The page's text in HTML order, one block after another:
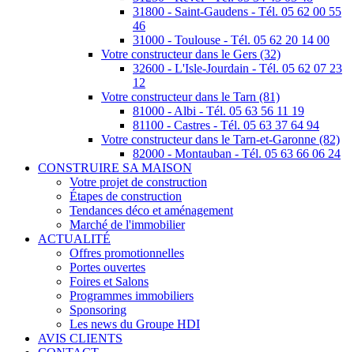
31800 - Saint-Gaudens - Tél. 05 62 00 55
46
31000 - Toulouse - Tél. 05 62 20 14 00
Votre constructeur dans le Gers (32)
32600 - L'Isle-Jourdain - Tél. 05 62 07 23
12
Votre constructeur dans le Tarn (81)
81000 - Albi - Tél. 05 63 56 11 19
81100 - Castres - Tél. 05 63 37 64 94
Votre constructeur dans le Tarn-et-Garonne (82)
82000 - Montauban - Tél. 05 63 66 06 24
CONSTRUIRE SA MAISON
Votre projet de construction
Étapes de construction
Tendances déco et aménagement
Marché de l'immobilier
ACTUALITÉ
Offres promotionnelles
Portes ouvertes
Foires et Salons
Programmes immobiliers
Sponsoring
Les news du Groupe HDI
AVIS CLIENTS